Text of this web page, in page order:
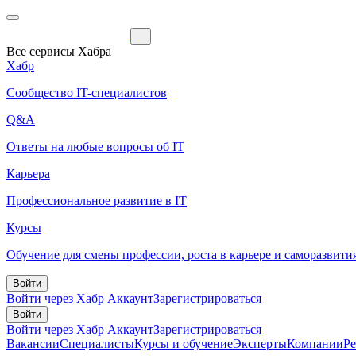
Все сервисы Хабра
Хабр
Сообщество IT-специалистов
Q&A
Ответы на любые вопросы об IT
Карьера
Профессиональное развитие в IT
Курсы
Обучение для смены профессии, роста в карьере и
Войти
Войти через Хабр АккаунтЗарегистрироваться
Войти
Войти через Хабр АккаунтЗарегистрироваться
ВакансииСпециалистыКурсы и обучениеЭкспертыКомпании